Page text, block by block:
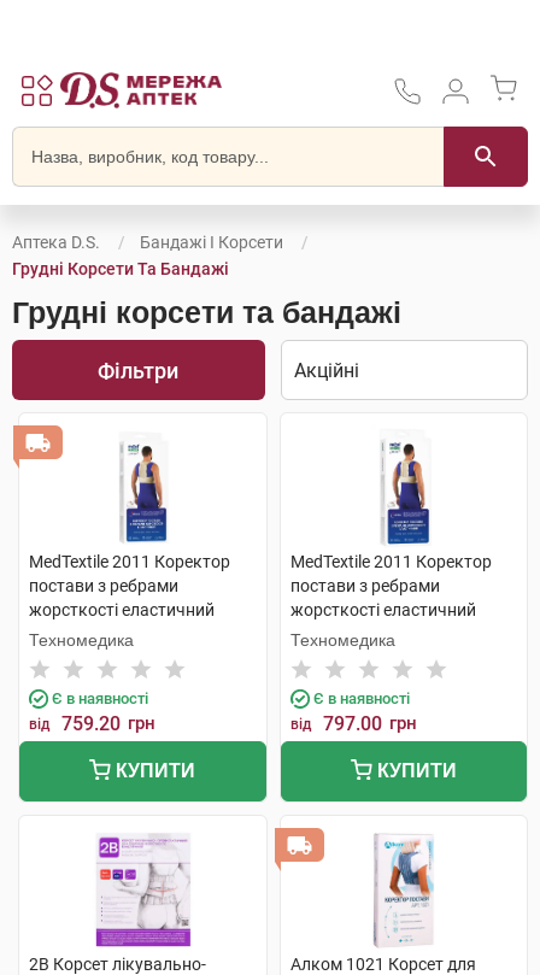
Аптека D.S.
Бандажі І Корсети
Грудні Корсети Та Бандажі
Грудні корсети та бандажі
Фільтри
MedTextile 2011 Коректор
постави з ребрами
жорсткості еластичний
розмір L 1 шт
Техномедика
Є в наявності
від 759.20 грн
КУПИТИ
MedTextile 2011 Коректор
постави з ребрами
жорсткості еластичний
розмір М 1 шт
Техномедика
Є в наявності
від 797.00 грн
КУПИТИ
2B Корсет лікувально-
Алком 1021 Корсет для